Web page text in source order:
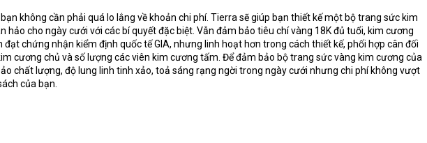
không cần phải quá lo lắng về khoản chi phí. Tierra sẽ giúp bạn thiết kế một bộ trang sức kim
hảo cho ngày cưới với các bí quyết đặc biệt. Vẫn đảm bảo tiêu chí vàng 18K đủ tuổi, kim cương
đạt chứng nhận kiểm định quốc tế GIA, nhưng linh hoạt hơn trong cách thiết kế, phối hợp cân đối
cương chủ và số lượng các viên kim cương tấm. Để đảm bảo bộ trang sức vàng kim cương của
chất lượng, độ lung linh tinh xảo, toả sáng rạng ngời trong ngày cưới nhưng chi phí không vượt
của bạn.